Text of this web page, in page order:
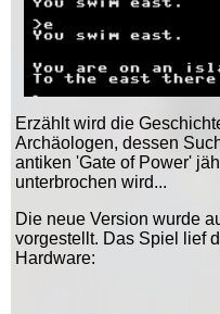
Erzählt wird die
Archäologen, dessen
antiken 'Gate of Power'
unterbrochen wird...
Die neue Version wurde
vorgestellt. Das Spiel lief
Hardware: